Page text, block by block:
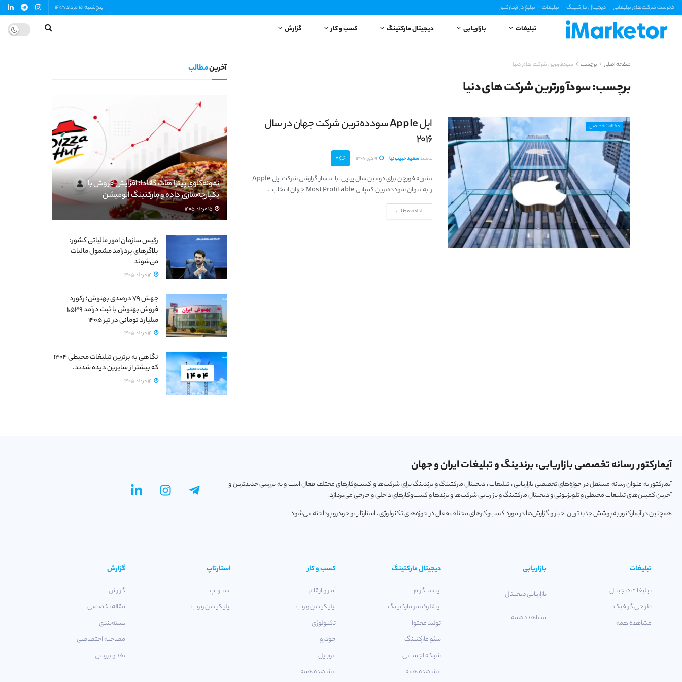
فهرست شرکت‌های تبلیغاتی دیجیتال مارکتینگ تبلیغات تبلیغ در آیمارکتور پنج‌شنبه 15 مرداد 1405
تبلیغات بازاریابی دیجیتال مارکتینگ کسب و کار گزارش
صفحه اصلی برچسب سودآورترین شرکت های دنیا
برچسب:سودآورترین شرکت های دنیا
مقاله تخصصی
اپل Apple سودده‌ترین شرکت جهان در سال
۲۰۱۶
توسطسعید حبیب‌نیا 0
نشریه فورچن برای دومین سال پیاپی، با انتشار گزارشی شرکت اپل Apple
را به‌عنوان سودده‌ترین کمپانی Most Profitable جهان انتخاب ...
ادامه مطلب
آخرینمطالب
نمونه‌کاوی پیتزا هات کانادا؛ افزایش فروش با
یکپارچه‌سازی داده و مارکتینگ اتومیشن
رئیس سازمان امور مالیاتی کشور:
بلاگرهای پردرآمد مشمول مالیات
می‌شوند
جهش ۷۹ درصدی بهنوش؛ رکورد
فروش بهنوش با ثبت درآمد ۱٬۵۳۹
میلیارد تومانی در تیر ۱۴۰۵
نگاهی به برترین تبلیغات محیطی ۱۴۰۴
که بیشتر از سایرین دیده شدند.
آیمارکتور رسانه تخصصی بازاریابی، برندینگ و تبلیغات ایران و جهان
آیمارکتور به عنوان رسانه مستقل در حوزه‌های تخصصی بازاریابی ، تبلیغات ، دیجیتال مارکتینگ و برندینگ برای شرکت‌ها و کسب‌و‌کارهای مختلف فعال است و به بررسی جدیدترین و
آخرین کمپین‌های تبلیغات محیطی و تلویزیونی و دیجیتال مارکتینگ و بازاریابی شرکت‌ها و برندها و کسب‌و‌کارهای داخلی و خارجی می‌پردازد.
همچنین در آیمارکتور به پوشش جدیدترین اخبار و گزارش‌ها در مورد کسب‌و‎کارهای مختلف فعال در حوزه‌های تکنولوژی ، استارتاپ و خودرو پرداخته می‌شود.
تبلیغات
تبلیغات دیجیتال
طراحی گرافیک
مشاهده همه
بازاریابی
بازاریابی دیجیتال
مشاهده همه
دیجیتال مارکتینگ
اینستاگرام
اینفلوئنسر مارکتینگ
تولید محتوا
سئو مارکتینگ
شبکه اجتماعی
مشاهده همه
کسب و کار
آمار و ارقام
اپلیکیشن و وب
تکنولوژی
خودرو
موبایل
مشاهده همه
استارتاپ
استارتاپ
اپلیکیشن و وب
گزارش
گزارش
مقاله تخصصی
بسته‌بندی
مصاحبه اختصاصی
نقد و بررسی